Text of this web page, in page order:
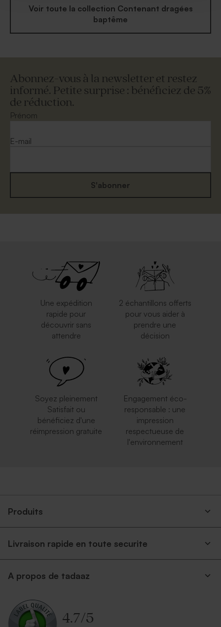
Voir toute la collection Contenant dragées
baptême
Abonnez-vous à la newsletter et restez
informé. Petite surprise : bénéficiez de 5%
de réduction.
Prénom
E-mail
S'abonner
Une expédition
rapide pour
découvrir sans
attendre
2 échantillons offerts
pour vous aider à
prendre une
décision
Soyez pleinement
Satisfait ou
bénéficiez d'une
réimpression gratuite
Engagement éco-
responsable : une
impression
respectueuse de
l'environnement
Produits
Livraison rapide en toute securite
A propos de tadaaz
4.7/5